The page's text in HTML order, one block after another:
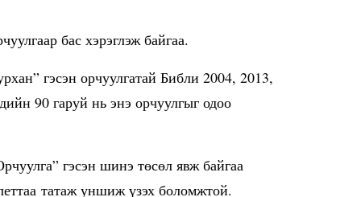
бас хэрэглэж байгаа.
гэсэн орчуулгатай Библи 2004, 2013,
90 гаруй нь энэ орчуулгыг одоо
гэсэн шинэ төсөл явж байгаа
татаж уншиж үзэх боломжтой.